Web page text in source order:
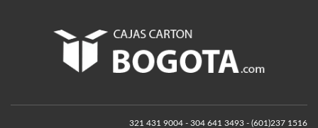
321 431 9004 - 304 641 3493 - (601)237 1516